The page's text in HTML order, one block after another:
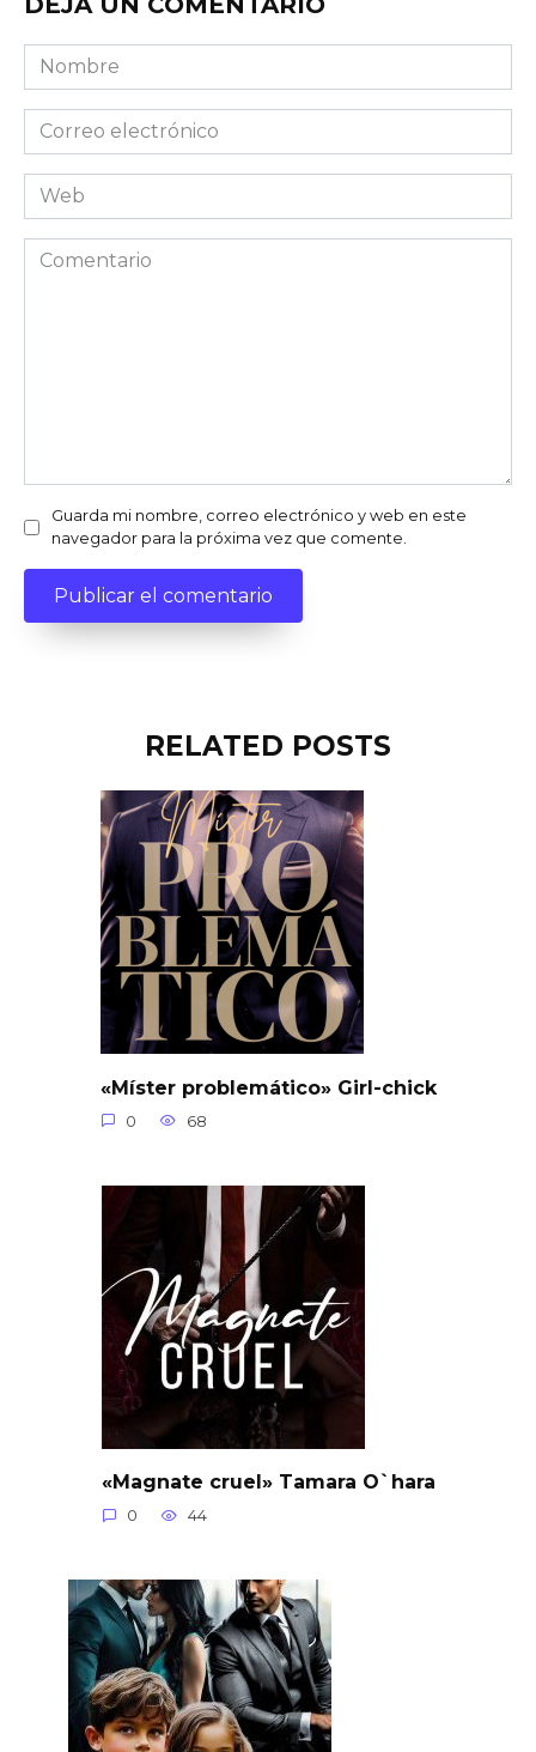
Nombre
Correo
electrónico
Web
Comentario
Guarda mi nombre, correo electrónico y web en este
navegador para la próxima vez que comente.
RELATED POSTS
«Míster problemático» Girl-chick
0 68
«Magnate cruel» Tamara O`hara
0 44